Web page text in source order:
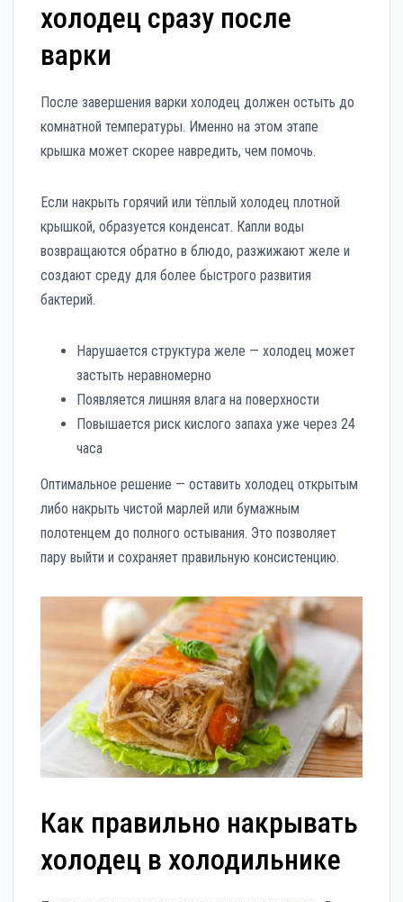
холодец сразу после
варки
После завершения варки холодец должен остыть до
комнатной температуры. Именно на этом этапе
крышка может скорее навредить, чем помочь.
Если накрыть горячий или тёплый холодец плотной
крышкой, образуется конденсат. Капли воды
возвращаются обратно в блюдо, разжижают желе и
создают среду для более быстрого развития
бактерий.
Нарушается структура желе — холодец может
застыть неравномерно
Появляется лишняя влага на поверхности
Повышается риск кислого запаха уже через 24
часа
Оптимальное решение — оставить холодец открытым
либо накрыть чистой марлей или бумажным
полотенцем до полного остывания. Это позволяет
пару выйти и сохраняет правильную консистенцию.
Как правильно накрывать
холодец в холодильнике